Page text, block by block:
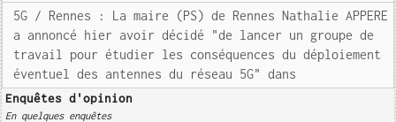
5G / Rennes : La maire (PS) de Rennes Nathalie APPERE
a annoncé hier avoir décidé "de lancer un groupe de
travail pour étudier les conséquences du déploiement
éventuel des antennes du réseau 5G" dans
Enquêtes d'opinion
En quelques enquêtes